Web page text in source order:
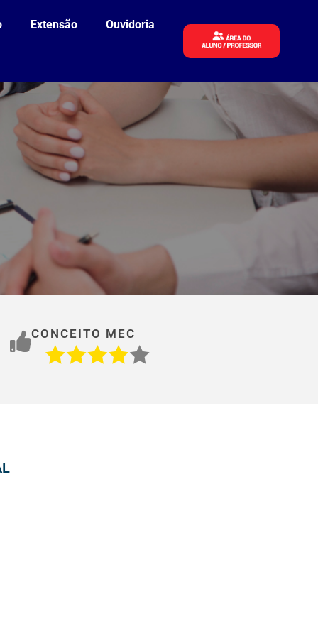
Extensão Ouvidoria
CONCEITO MEC